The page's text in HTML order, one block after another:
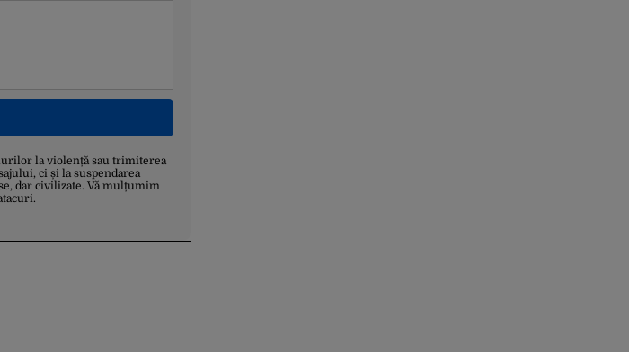
la violență sau trimiterea
ci și la suspendarea
dar civilizate. Vă mulțumim